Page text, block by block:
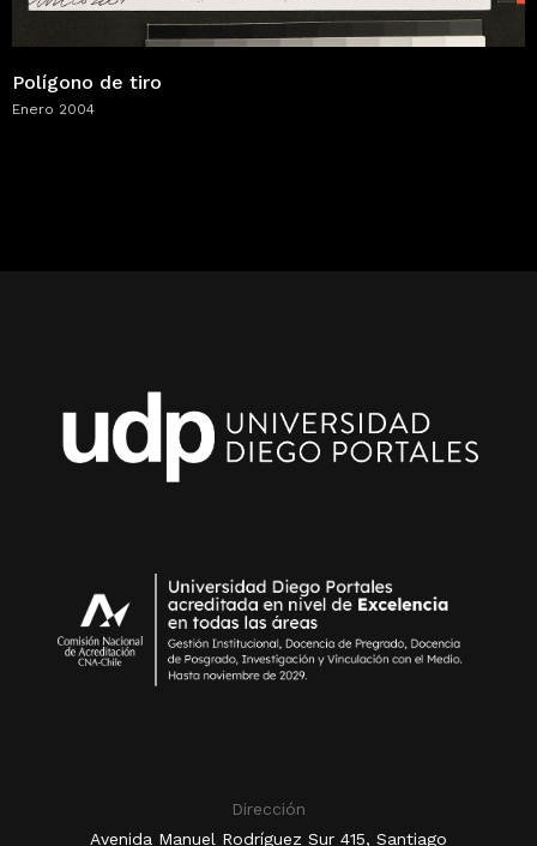
Polígono de tiro
Enero 2004
Dirección
Avenida Manuel Rodríguez Sur 415, Santiago